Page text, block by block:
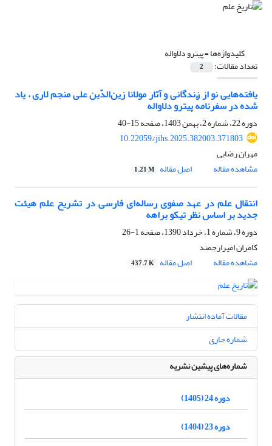
کلیدواژه‌ها =پیترو دلاواله
تعداد مقالات: 2
یافته‌هایی نو از زندگانی و آثار مولانا زین‌الدّین علی منجم لاری ، یاد
شده در سفرنامهٔ پیترو دلاواله
دوره 22، شماره 2، بهمن 1403، صفحه
15-40
10.22059/jihs.2025.382003.371803
مهران رضایی
مشاهده مقاله
اصل مقاله 1.21 M
انتقال علم در عهد صفوی رساله‌ای فارسی در تشریح علم هیئت
جدید بر اساس نظر تیکو براهه
دوره 9، شماره 1، خرداد 1390، صفحه
1-26
کامران امیرارجمند
مشاهده مقاله
اصل مقاله 437.7 K
مقالات آماده انتشار
شماره جاری
شماره‌های پیشین نشریه
دوره 24 (1405)
دوره 23 (1404)